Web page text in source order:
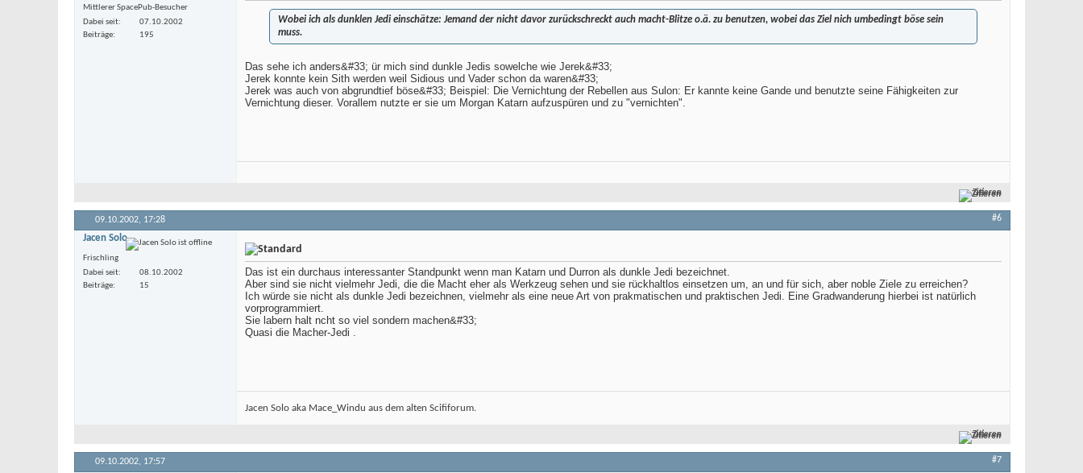
Mittlerer SpacePub-Besucher
Dabei seit
07.10.2002
Beiträge
195
Wobei ich als dunklen Jedi einschätze: Jemand der nicht davor zurückschreckt auch macht-Blitze o.ä. zu benutzen, wobei das Ziel nich umbedingt böse sein
muss.
Das sehe ich anders&#33; ür mich sind dunkle Jedis sowelche wie Jerek&#33;
Jerek konnte kein Sith werden weil Sidious und Vader schon da waren&#33;
Jerek was auch von abgrundtief böse&#33; Beispiel: Die Vernichtung der Rebellen aus Sulon: Er kannte keine Gande und benutzte seine Fähigkeiten zur
Vernichtung dieser. Vorallem nutzte er sie um Morgan Katarn aufzuspüren und zu "vernichten".
Zitieren
09.10.2002, 17:28 #6
Jacen Solo
Frischling
Dabei seit
08.10.2002
Beiträge
15
Das ist ein durchaus interessanter Standpunkt wenn man Katarn und Durron als dunkle Jedi bezeichnet.
Aber sind sie nicht vielmehr Jedi, die die Macht eher als Werkzeug sehen und sie rückhaltlos einsetzen um, an und für sich, aber noble Ziele zu erreichen?
Ich würde sie nicht als dunkle Jedi bezeichnen, vielmehr als eine neue Art von prakmatischen und praktischen Jedi. Eine Gradwanderung hierbei ist natürlich
vorprogrammiert.
Sie labern halt ncht so viel sondern machen&#33;
Quasi die Macher-Jedi .
Jacen Solo aka Mace_Windu aus dem alten Scififorum.
Zitieren
09.10.2002, 17:57 #7